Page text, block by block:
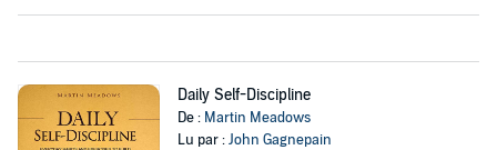
Daily Self-Discipline
De : Martin Meadows
Lu par :John Gagnepain